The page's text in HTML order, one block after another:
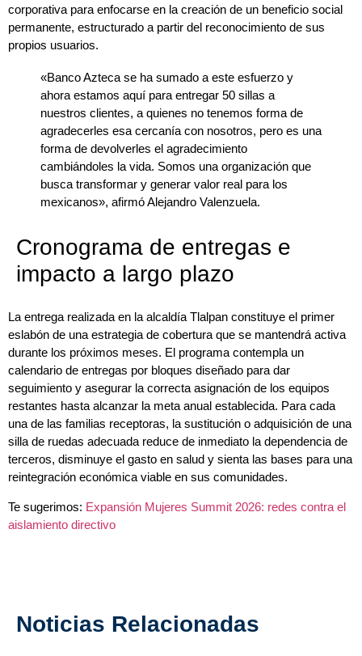
corporativa para enfocarse en la creación de un beneficio social
permanente, estructurado a partir del reconocimiento de sus
propios usuarios.
«Banco Azteca se ha sumado a este esfuerzo y
ahora estamos aquí para entregar 50 sillas a
nuestros clientes, a quienes no tenemos forma de
agradecerles esa cercanía con nosotros, pero es una
forma de devolverles el agradecimiento
cambiándoles la vida. Somos una organización que
busca transformar y generar valor real para los
mexicanos», afirmó Alejandro Valenzuela.
Cronograma de entregas e
impacto a largo plazo
La entrega realizada en la alcaldía Tlalpan constituye el primer
eslabón de una estrategia de cobertura que se mantendrá activa
durante los próximos meses. El programa contempla un
calendario de entregas por bloques diseñado para dar
seguimiento y asegurar la correcta asignación de los equipos
restantes hasta alcanzar la meta anual establecida. Para cada
una de las familias receptoras, la sustitución o adquisición de una
silla de ruedas adecuada reduce de inmediato la dependencia de
terceros, disminuye el gasto en salud y sienta las bases para una
reintegración económica viable en sus comunidades.
Te sugerimos: Expansión Mujeres Summit 2026: redes contra el
aislamiento directivo
Noticias Relacionadas